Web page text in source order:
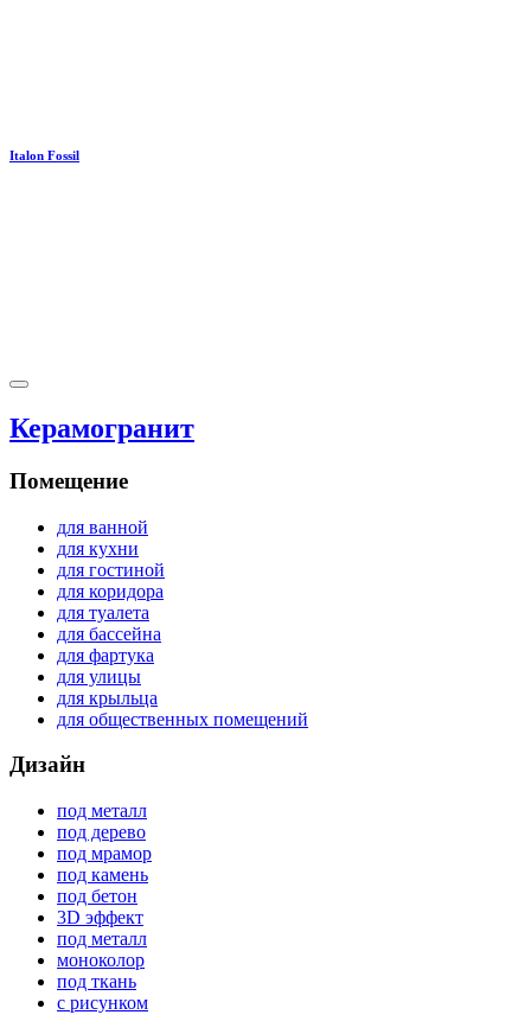
Italon Fossil
Керамогранит
Помещение
для ванной
для кухни
для гостиной
для коридора
для туалета
для бассейна
для фартука
для улицы
для крыльца
для общественных помещений
Дизайн
под металл
под дерево
под мрамор
под камень
под бетон
3D эффект
под металл
моноколор
под ткань
с рисунком